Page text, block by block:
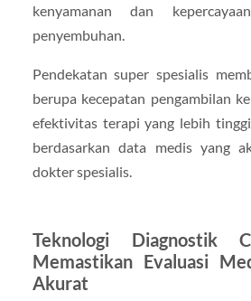
kenyamanan dan
penyembuhan.
Pendekatan super spesialis
berupa kecepatan pengambilan
efektivitas terapi yang lebih
berdasarkan data medis yang
dokter spesialis.
Teknologi Diagnostik
Memastikan Evaluasi
Akurat